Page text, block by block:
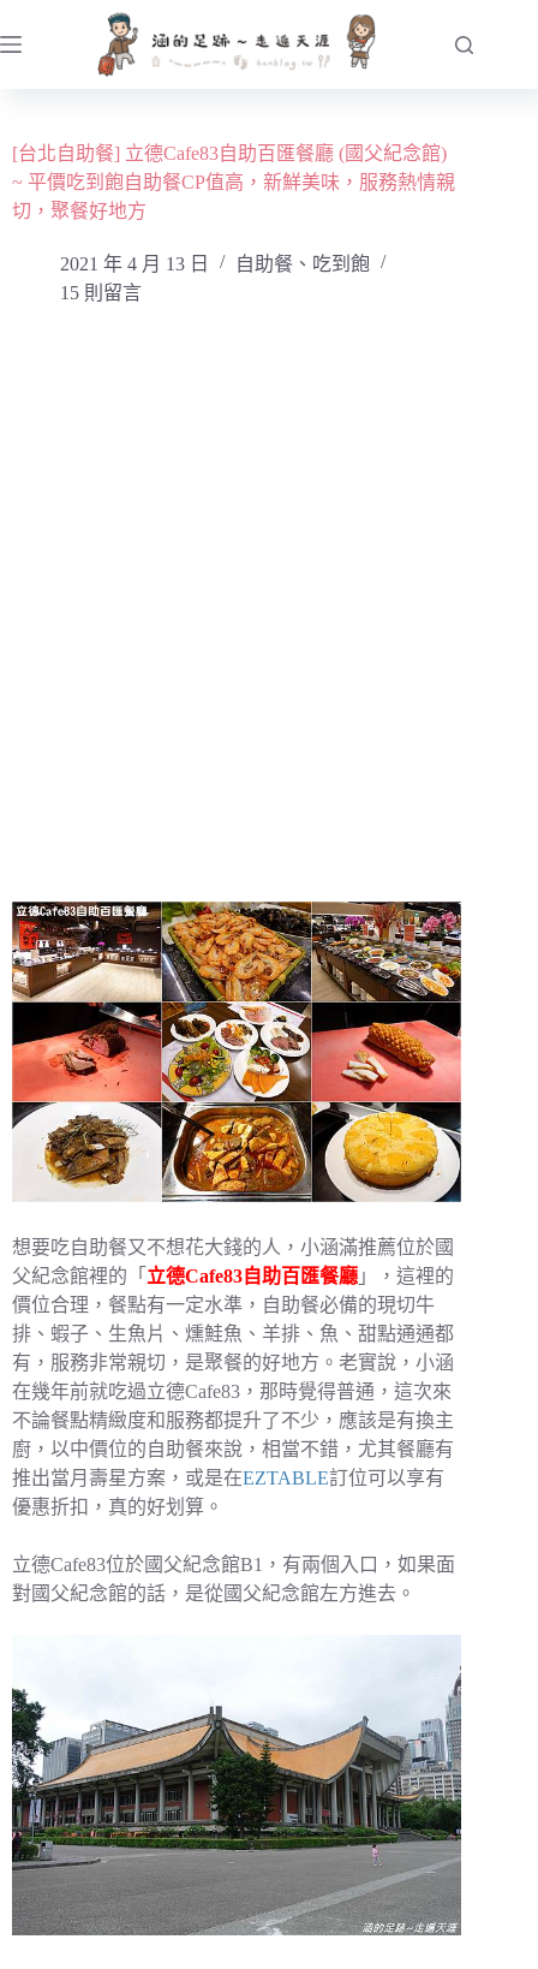
至
容[台北自助餐] 立德Cafe83自助百匯餐廳 (國父紀念館)
~ 平價吃到飽自助餐CP值高，新鮮美味，服務熱情親
切，聚餐好地方
2021 年 4 月 13 日
自助餐、吃到飽
15 則留言
想要吃自助餐又不想花大錢的人，小涵滿推薦位於國
父紀念館裡的「 立德Cafe83自助百匯餐廳 」，這裡的
價位合理，餐點有一定水準，自助餐必備的現切牛
排、蝦子、生魚片、燻鮭魚、羊排、魚、甜點通通都
有，服務非常親切，是聚餐的好地方。老實說，小涵
在幾年前就吃過立德Cafe83，那時覺得普通，這次來
不論餐點精緻度和服務都提升了不少，應該是有換主
廚，以中價位的自助餐來說，相當不錯，尤其餐廳有
推出當月壽星方案，或是在EZTABLE訂位可以享有
優惠折扣，真的好划算。
立德Cafe83位於國父紀念館B1，有兩個入口，如果面
對國父紀念館的話，是從國父紀念館左方進去。